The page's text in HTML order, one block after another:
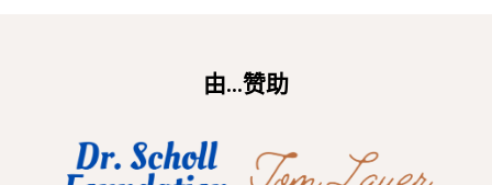
由...赞助